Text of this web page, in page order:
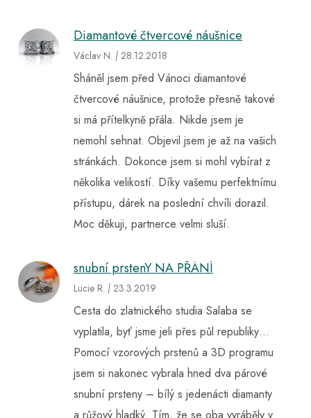
Diamantové čtvercové náušnice
Václav N. | 28.12.2018
Sháněl jsem před Vánoci diamantové
čtvercové náušnice, protože přesně takové
si má přítelkyně přála. Nikde jsem je
nemohl sehnat. Objevil jsem je až na vašich
stránkách. Dokonce jsem si mohl vybírat z
několika velikostí. Díky vašemu perfektnímu
přístupu, dárek na poslední chvíli dorazil.
Moc děkuji, partnerce velmi sluší.
snubní prstenY NA PŘÁNÍ
Lucie R. | 23.3.2019
Cesta do zlatnického studia Salaba se
vyplatila, byť jsme jeli přes půl republiky…
Pomocí vzorových prstenů a 3D programu
jsem si nakonec vybrala hned dva párové
snubní prsteny – bílý s jedenácti diamanty
a růžový hladký. Tím, že se oba vyráběly v